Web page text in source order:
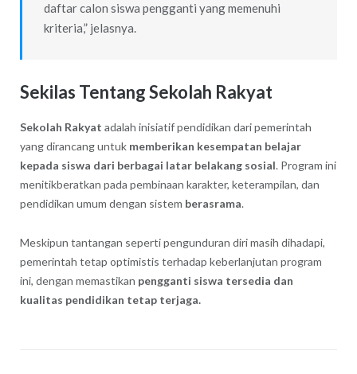
daftar calon siswa pengganti yang memenuhi
kriteria,” jelasnya.
Sekilas Tentang Sekolah Rakyat
Sekolah Rakyat adalah inisiatif pendidikan dari pemerintah
yang dirancang untuk memberikan kesempatan belajar
kepada siswa dari berbagai latar belakang sosial. Program ini
menitikberatkan pada pembinaan karakter, keterampilan, dan
pendidikan umum dengan sistem berasrama.
Meskipun tantangan seperti pengunduran diri masih dihadapi,
pemerintah tetap optimistis terhadap keberlanjutan program
ini, dengan memastikan pengganti siswa tersedia dan
kualitas pendidikan tetap terjaga.